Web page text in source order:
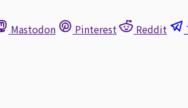
Mastodon Pinterest Reddit